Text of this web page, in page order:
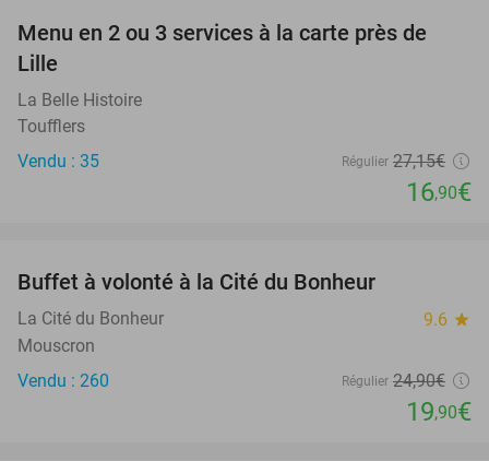
38%
Menu en 2 ou 3 services à la carte près de
Lille
La Belle Histoire
Toufflers
Vendu : 35
Régulier 27,15€
16,90€
Buffet à volonté à la Cité du Bonheur
La Cité du Bonheur 9.6 star
Mouscron
Vendu : 260
Régulier 24,90€
19,90€